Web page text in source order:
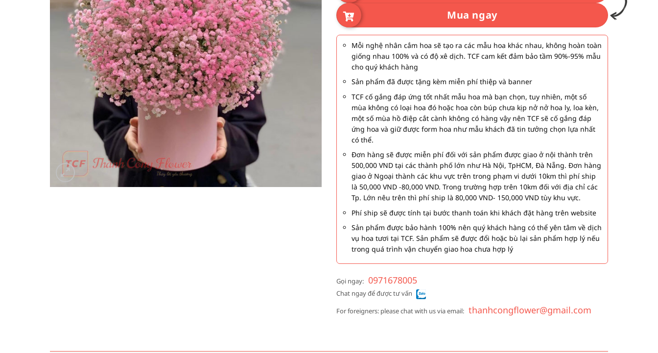
Mua ngay
Mỗi nghệ nhân cắm hoa sẽ tạo ra các mẫu hoa khác nhau, không hoàn toàn
giống nhau 100% và có độ xê dịch. TCF cam kết đảm bảo tầm 90%-95% mẫu
cho quý khách hàng
Sản phẩm đã được tặng kèm miễn phí thiệp và banner
TCF cố gắng đáp ứng tốt nhất mẫu hoa mà bạn chọn, tuy nhiên, một số
mùa không có loại hoa đó hoặc hoa còn búp chưa kịp nở nở hoa ly, loa kèn,
một số mùa hồ điệp cắt cành không có hàng vậy nên TCF sẽ cố gắng đáp
ứng hoa và giữ được form hoa như mẫu khách đã tin tưởng chọn lựa nhất
có thể.
Đơn hàng sẽ được miễn phí đối với sản phẩm được giao ở nội thành trên
500,000 VND tại các thành phố lớn như Hà Nội, TpHCM, Đà Nẵng. Đơn hàng
giao ở Ngoại thành các khu vực trên trong phạm vi dưới 10km thì phí ship
là 50,000 VND -80,000 VND. Trong trường hợp trên 10km đối với địa chỉ các
Tp. Lớn nêu trên thì phí ship là 80,000 VND- 150,000 VND tùy khu vực.
Phí ship sẽ được tính tại bước thanh toán khi khách đặt hàng trên website
Sản phẩm được bảo hành 100% nên quý khách hàng có thể yên tâm về dịch
vụ hoa tươi tại TCF. Sản phẩm sẽ được đổi hoặc bù lại sản phẩm hợp lý nếu
trong quá trình vận chuyển giao hoa chưa hợp lý
Gọi ngay: 0971678005
Chat ngay để được tư vấn
For foreigners: please chat with us via email: thanhcongflower@gmail.com